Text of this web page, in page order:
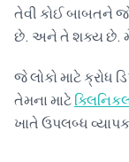
તેવી કોઈ બાબતને
છે. અને તે શક્ય છે. મેં
જે લોકો માટે ક્રોધ
તેમના માટે
ખાતે ઉપલબ્ધ